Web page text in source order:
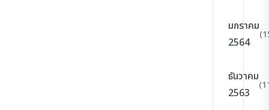
มกราคม
2564
ธันวาคม
2563